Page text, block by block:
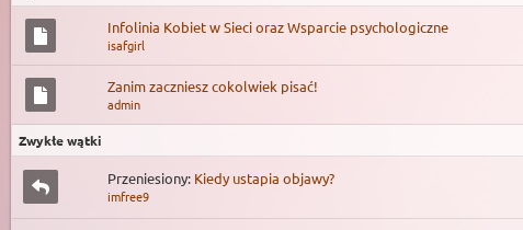
Infolinia Kobiet w Sieci oraz Wsparcie psychologiczne
isafgirl
Zanim zaczniesz cokolwiek pisać!
admin
Zwykłe wątki
Przeniesiony: Kiedy ustapia objawy?
imfree9